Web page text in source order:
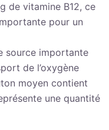
de vitamine B12, ce
pour un
source importante
de l’oxygène
moyen contient
une quantité